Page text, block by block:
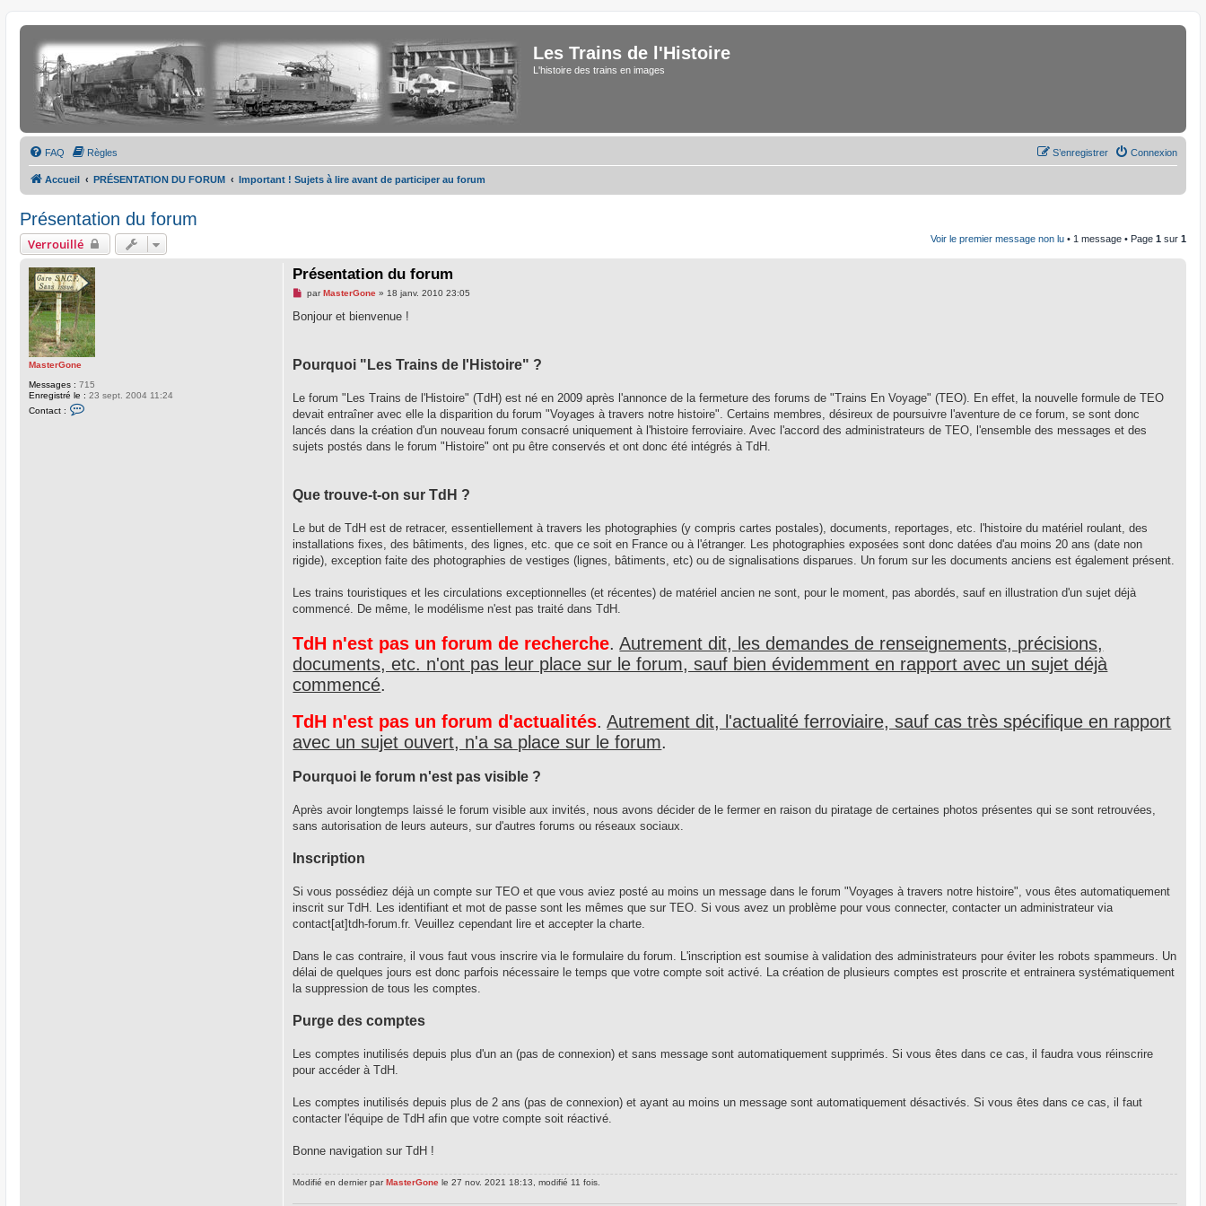
Les Trains de l'Histoire
L'histoire des trains en images
FAQ Règles Connexion
S’enregistrer
Accueil PRÉSENTATION DU FORUM Important ! Sujets à lire avant de participer au forum
Présentation du forum
Verrouillé Voir le premier message non lu • 1 message • Page 1 sur 1
MasterGone
Messages : 715
Enregistré le : 23 sept. 2004 11:24
Contact :
Présentation du forum
M
s
n
l
u
parMasterGone » 18 janv. 2010 23:05
Bonjour et bienvenue !
Pourquoi "Les Trains de l'Histoire" ?
Le forum "Les Trains de l'Histoire" (TdH) est né en 2009 après l'annonce de la fermeture des forums de "Trains En Voyage" (TEO). En effet, la nouvelle formule de TEO
devait entraîner avec elle la disparition du forum "Voyages à travers notre histoire". Certains membres, désireux de poursuivre l'aventure de ce forum, se sont donc
lancés dans la création d'un nouveau forum consacré uniquement à l'histoire ferroviaire. Avec l'accord des administrateurs de TEO, l'ensemble des messages et des
sujets postés dans le forum "Histoire" ont pu être conservés et ont donc été intégrés à TdH.
Que trouve-t-on sur TdH ?
Le but de TdH est de retracer, essentiellement à travers les photographies (y compris cartes postales), documents, reportages, etc. l'histoire du matériel roulant, des
installations fixes, des bâtiments, des lignes, etc. que ce soit en France ou à l'étranger. Les photographies exposées sont donc datées d'au moins 20 ans (date non
rigide), exception faite des photographies de vestiges (lignes, bâtiments, etc) ou de signalisations disparues. Un forum sur les documents anciens est également présent.
Les trains touristiques et les circulations exceptionnelles (et récentes) de matériel ancien ne sont, pour le moment, pas abordés, sauf en illustration d'un sujet déjà
commencé. De même, le modélisme n'est pas traité dans TdH.
TdH n'est pas un forum de recherche.Autrement dit, les demandes de renseignements, précisions,
documents, etc. n'ont pas leur place sur le forum, sauf bien évidemment en rapport avec un sujet déjà
commencé.
TdH n'est pas un forum d'actualités.Autrement dit, l'actualité ferroviaire, sauf cas très spécifique en rapport
avec un sujet ouvert, n'a sa place sur le forum.
Pourquoi le forum n'est pas visible ?
Après avoir longtemps laissé le forum visible aux invités, nous avons décider de le fermer en raison du piratage de certaines photos présentes qui se sont retrouvées,
sans autorisation de leurs auteurs, sur d'autres forums ou réseaux sociaux.
Inscription
Si vous possédiez déjà un compte sur TEO et que vous aviez posté au moins un message dans le forum "Voyages à travers notre histoire", vous êtes automatiquement
inscrit sur TdH. Les identifiant et mot de passe sont les mêmes que sur TEO. Si vous avez un problème pour vous connecter, contacter un administrateur via
contact[at]tdh-forum.fr. Veuillez cependant lire et accepter la charte.
Dans le cas contraire, il vous faut vous inscrire via le formulaire du forum. L'inscription est soumise à validation des administrateurs pour éviter les robots spammeurs. Un
délai de quelques jours est donc parfois nécessaire le temps que votre compte soit activé. La création de plusieurs comptes est proscrite et entrainera systématiquement
la suppression de tous les comptes.
Purge des comptes
Les comptes inutilisés depuis plus d'un an (pas de connexion) et sans message sont automatiquement supprimés. Si vous êtes dans ce cas, il faudra vous réinscrire
pour accéder à TdH.
Les comptes inutilisés depuis plus de 2 ans (pas de connexion) et ayant au moins un message sont automatiquement désactivés. Si vous êtes dans ce cas, il faut
contacter l'équipe de TdH afin que votre compte soit réactivé.
Bonne navigation sur TdH !
Modifié en dernier parMasterGone le 27 nov. 2021 18:13, modifié 11 fois.